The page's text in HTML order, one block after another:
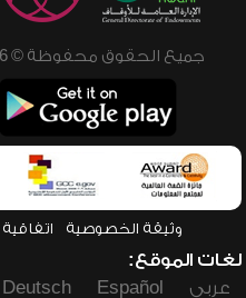
جميع الحقوق محفوظة © 2026 - 1998 لشبكة إسلام ويب
وثيقة الخصوصية
لغات الموقع:
عربي
Español
Deutsch